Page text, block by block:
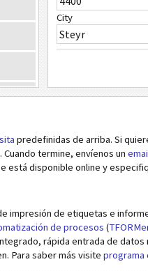
City
Country
Phone Number
Email
predefinidas de arriba. Si
termine, envíenos un
disponible online y
de etiquetas e
de procesos (
rápida entrada de
Para saber más visite programa